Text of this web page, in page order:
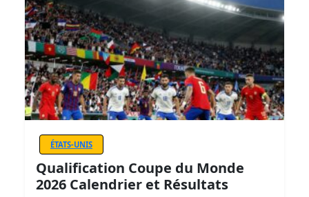
ÉTATS-UNIS
Qualification Coupe du Monde
2026 Calendrier et Résultats